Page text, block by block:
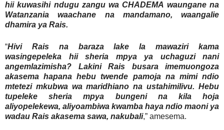
hii kuwasihi ndugu zangu wa CHADEMA waungane na
Watanzania waachane na mandamano, waangalie
dhamira ya Rais.
“Hivi Rais na baraza lake la mawaziri kama
wasingepeleka hii sheria mpya ya uchaguzi nani
angemlazimisha? Lakini Rais busara imemuongoza
akasema hapana hebu twende pamoja na mimi ndio
mtetezi mkubwa wa maridhiano na ustahimilivu. Hebu
tupeleke sheria mpya bungeni na kila hoja
aliyopelekewa, aliyoambiwa kwamba haya ndio maoni ya
wadau Rais akasema sawa, nakubali,” amesema.